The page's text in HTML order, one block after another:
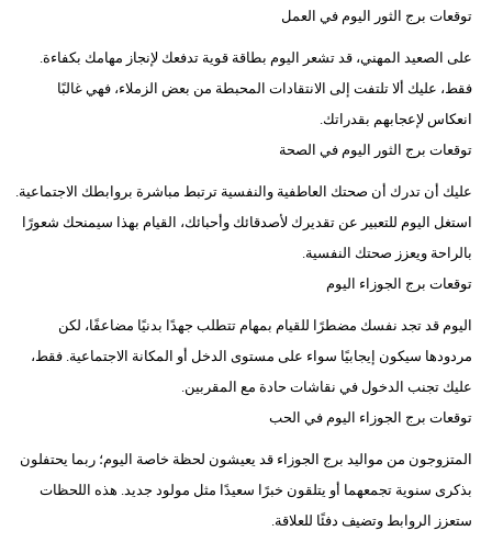
توقعات برج الثور اليوم في العمل
على الصعيد المهني، قد تشعر اليوم بطاقة قوية تدفعك لإنجاز مهامك بكفاءة.
فقط، عليك ألا تلتفت إلى الانتقادات المحبطة من بعض الزملاء، فهي غالبًا
انعكاس لإعجابهم بقدراتك.
توقعات برج الثور اليوم في الصحة
عليك أن تدرك أن صحتك العاطفية والنفسية ترتبط مباشرة بروابطك الاجتماعية.
استغل اليوم للتعبير عن تقديرك لأصدقائك وأحبائك، القيام بهذا سيمنحك شعورًا
بالراحة ويعزز صحتك النفسية.
توقعات برج الجوزاء اليوم
اليوم قد تجد نفسك مضطرًا للقيام بمهام تتطلب جهدًا بدنيًا مضاعفًا، لكن
مردودها سيكون إيجابيًا سواء على مستوى الدخل أو المكانة الاجتماعية. فقط،
عليك تجنب الدخول في نقاشات حادة مع المقربين.
توقعات برج الجوزاء اليوم في الحب
المتزوجون من مواليد برج الجوزاء قد يعيشون لحظة خاصة اليوم؛ ربما يحتفلون
بذكرى سنوية تجمعهما أو يتلقون خبرًا سعيدًا مثل مولود جديد. هذه اللحظات
ستعزز الروابط وتضيف دفئًا للعلاقة.